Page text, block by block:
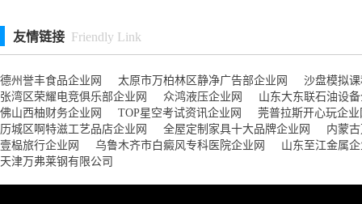
友情链接 Friendly Link
德州誉丰食品企业网 太原市万柏林区静净广告部企业网
沙盘模拟
张湾区荣耀电竞俱乐部企业网
众鸿液压企业网
山东大东联石油设
佛山西柚财务企业网
TOP星空考试资讯企业网
莞普拉斯开心玩企业
历城区啊特滋工艺品店企业网
全屋定制家具十大品牌企业网
内蒙
壹榀旅行企业网
乌鲁木齐市白癜风专科医院企业网
山东至江金属
天津万弗莱钢有限公司